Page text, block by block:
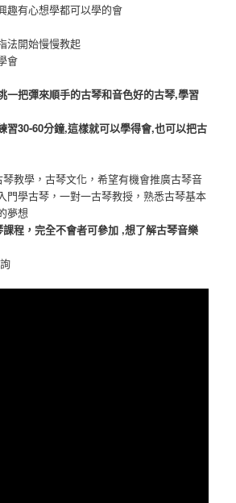
趣有心想學都可以學的會
法開始慢慢教起
會
一把彈來順手的古琴和音色好的古琴,學習
習30-60分鐘,這樣就可以學得會,也可以把古
教學，古琴文化，希望有機會推廣古琴音
門學古琴，一對一古琴教授，熟悉古琴基本
夢想
程，完全不會者可參加 ,想了解古琴音樂